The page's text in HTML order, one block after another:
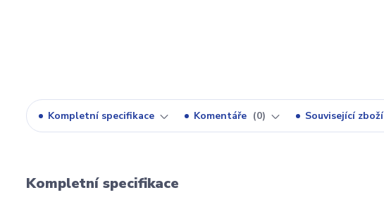
Kompletní specifikace Komentáře 0 Související zboží
Kompletní specifikace